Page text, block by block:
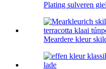
Plating sulveren
Meardere kleur